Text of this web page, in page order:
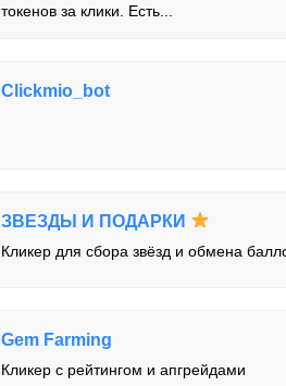
токенов за клики. Есть...
Clickmio_bot
ЗВЕЗДЫ И ПОДАРКИ
Кликер для сбора звёзд и обмена
Gem Farming
Кликер с рейтингом и апгрейдами